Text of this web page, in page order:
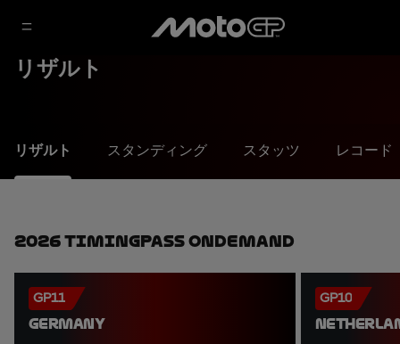
リザルト
リザルト スタンディング スタッツ レコード
2026 TimingPass OnDemand
GP11
GERMANY
GP10